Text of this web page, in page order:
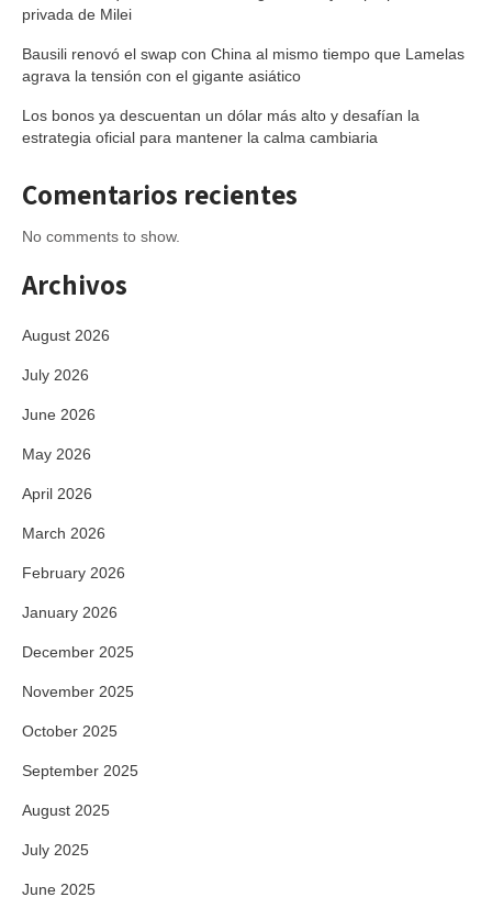
privada de Milei
Bausili renovó el swap con China al mismo tiempo que Lamelas
agrava la tensión con el gigante asiático
Los bonos ya descuentan un dólar más alto y desafían la
estrategia oficial para mantener la calma cambiaria
Comentarios recientes
No comments to show.
Archivos
August 2026
July 2026
June 2026
May 2026
April 2026
March 2026
February 2026
January 2026
December 2025
November 2025
October 2025
September 2025
August 2025
July 2025
June 2025